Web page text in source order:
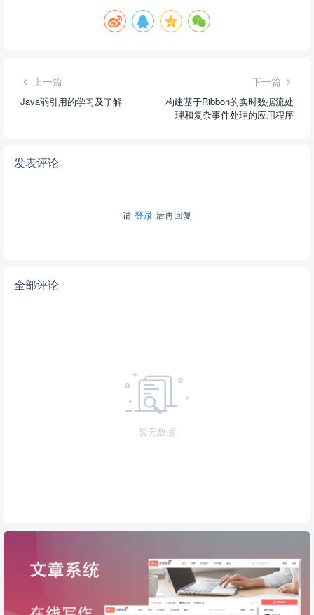
上一篇
Java弱引用的学习及了解
下一篇
构建基于Ribbon的实时数据流处
理和复杂事件处理的应用程序
发表评论
请 登录后再回复
全部评论
暂无数据